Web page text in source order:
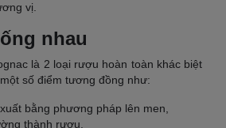
vị.
nhau
là 2 loại rượu hoàn toàn khác biệt
số điểm tương đồng như:
bằng phương pháp lên men,
thành rượu.